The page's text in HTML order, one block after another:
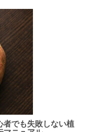
者でも失敗しない植